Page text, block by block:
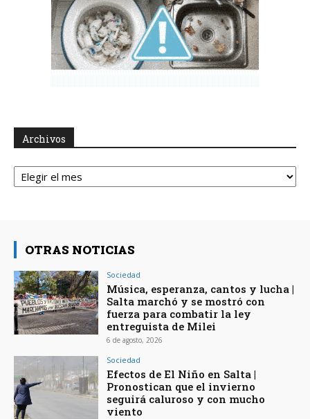
Archivos
Archivos
OTRAS NOTICIAS
Sociedad
Música, esperanza, cantos y lucha |
Salta marchó y se mostró con
fuerza para combatir la ley
entreguista de Milei
6 de agosto, 2026
Sociedad
Efectos de El Niño en Salta |
Pronostican que el invierno
seguirá caluroso y con mucho
viento